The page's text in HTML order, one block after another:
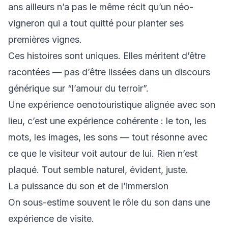
ans ailleurs n’a pas le même récit qu’un néo-
vigneron qui a tout quitté pour planter ses
premières vignes.
Ces histoires sont uniques. Elles méritent d’être
racontées — pas d’être lissées dans un discours
générique sur “l’amour du terroir”.
Une expérience oenotouristique alignée avec son
lieu, c’est une expérience cohérente : le ton, les
mots, les images, les sons — tout résonne avec
ce que le visiteur voit autour de lui. Rien n’est
plaqué. Tout semble naturel, évident, juste.
La puissance du son et de l’immersion
On sous-estime souvent le rôle du son dans une
expérience de visite.